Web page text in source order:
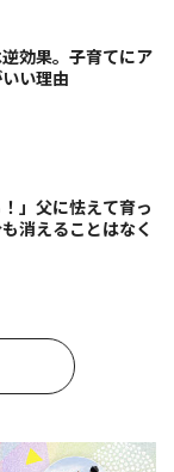
効果。子育てにア
い理由
」父に怯えて育っ
消えることはなく